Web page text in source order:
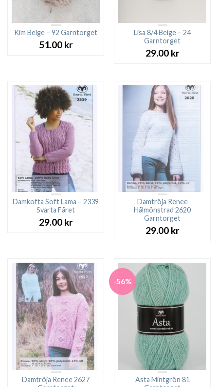
Kim Beige – 92 Garntorget
51.00 kr
Lisa 8/4 Beige – 24
Garntorget
29.00 kr
Damkofta Soft Lama – 2339
Svarta Fåret
29.00 kr
Damtröja Renee
Hålmönstrad 2620
Garntorget
29.00 kr
Damtröja Renee 2627
-56%
Asta Mintgrön 81